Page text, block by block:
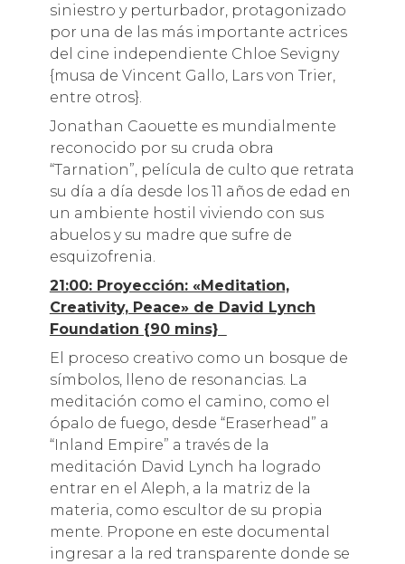
siniestro y perturbador, protagonizado
por una de las más importante actrices
del cine independiente Chloe Sevigny
{musa de Vincent Gallo, Lars von Trier,
entre otros}.
Jonathan Caouette es mundialmente
reconocido por su cruda obra
“Tarnation”, película de culto que retrata
su día a día desde los 11 años de edad en
un ambiente hostil viviendo con sus
abuelos y su madre que sufre de
esquizofrenia.
21:00: Proyección: «Meditation,
Creativity, Peace» de David Lynch
Foundation {90 mins}
El proceso creativo como un bosque de
símbolos, lleno de resonancias. La
meditación como el camino, como el
ópalo de fuego, desde “Eraserhead” a
“Inland Empire” a través de la
meditación David Lynch ha logrado
entrar en el Aleph, a la matriz de la
materia, como escultor de su propia
mente. Propone en este documental
ingresar a la red transparente donde se